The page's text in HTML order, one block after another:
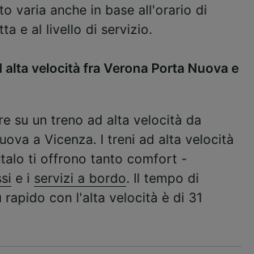
varia anche in base all'orario di
e al livello di servizio.
alta velocità fra Verona Porta Nuova e
su un treno ad alta velocità da
a Vicenza. I treni ad alta velocità
ti offrono tanto comfort -
e i servizi a bordo. Il tempo di
rapido con l'alta velocità è di 31